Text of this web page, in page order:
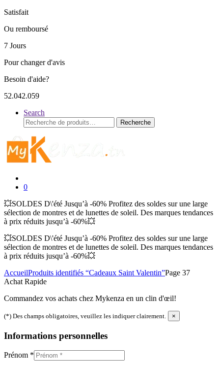
Satisfait
Ou remboursé
7 Jours
Pour changer d'avis
Besoin d'aide?
52.042.059
Search
Recherche
pour :
Recherche
0
💥SOLDES D\'été Jusqu’à -60% Profitez des soldes sur une large
sélection de montres et de lunettes de soleil. Des marques tendances
à prix réduits jusqu’à -60%💥
💥SOLDES D\'été Jusqu’à -60% Profitez des soldes sur une large
sélection de montres et de lunettes de soleil. Des marques tendances
à prix réduits jusqu’à -60%💥
AccueilProduits identifiés “Cadeaux Saint Valentin”Page 37
Achat Rapide
Commandez vos achats chez Mykenza en un clin d'œil!
(*) Des champs obligatoires, veuillez les indiquer clairement. ×
Informations personnelles
Prénom *